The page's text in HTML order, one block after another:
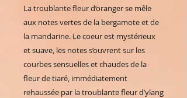
La troublante fleur d’oranger se mêle
aux notes vertes de la bergamote et de
la mandarine. Le coeur est mystérieux
et suave, les notes s’ouvrent sur les
courbes sensuelles et chaudes de la
fleur de tiaré, immédiatement
rehaussée par la troublante fleur d’ylang